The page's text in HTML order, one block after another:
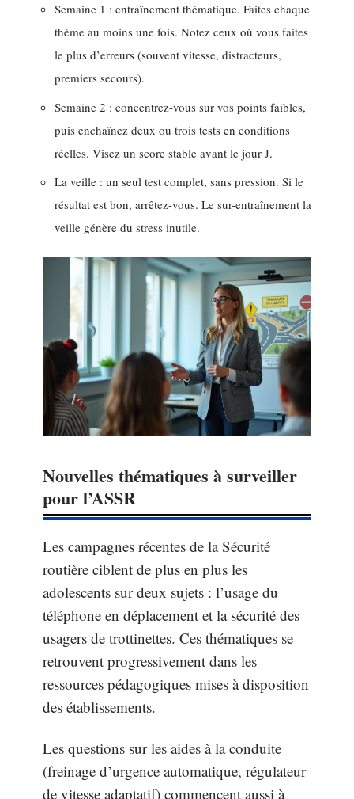
Semaine 1 : entraînement thématique. Faites chaque
thème au moins une fois. Notez ceux où vous faites
le plus d’erreurs (souvent vitesse, distracteurs,
premiers secours).
Semaine 2 : concentrez-vous sur vos points faibles,
puis enchaînez deux ou trois tests en conditions
réelles. Visez un score stable avant le jour J.
La veille : un seul test complet, sans pression. Si le
résultat est bon, arrêtez-vous. Le sur-entraînement la
veille génère du stress inutile.
Nouvelles thématiques à surveiller
pour l’ASSR
Les campagnes récentes de la Sécurité
routière ciblent de plus en plus les
adolescents sur deux sujets : l’usage du
téléphone en déplacement et la sécurité des
usagers de trottinettes. Ces thématiques se
retrouvent progressivement dans les
ressources pédagogiques mises à disposition
des établissements.
Les questions sur les aides à la conduite
(freinage d’urgence automatique, régulateur
de vitesse adaptatif) commencent aussi à